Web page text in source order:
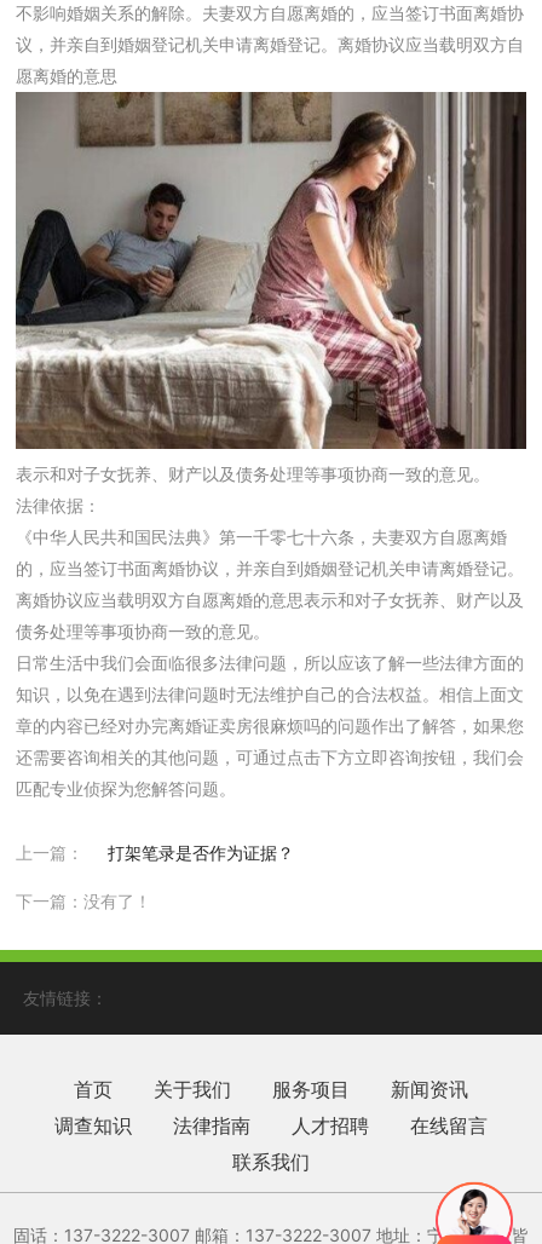
不影响婚姻关系的解除。夫妻双方自愿离婚的，应当签订书面离婚协
议，并亲自到婚姻登记机关申请离婚登记。离婚协议应当载明双方自
愿离婚的意思
表示和对子女抚养、财产以及债务处理等事项协商一致的意见。
法律依据：
《中华人民共和国民法典》第一千零七十六条，夫妻双方自愿离婚
的，应当签订书面离婚协议，并亲自到婚姻登记机关申请离婚登记。
离婚协议应当载明双方自愿离婚的意思表示和对子女抚养、财产以及
债务处理等事项协商一致的意见。
日常生活中我们会面临很多法律问题，所以应该了解一些法律方面的
知识，以免在遇到法律问题时无法维护自己的合法权益。相信上面文
章的内容已经对办完离婚证卖房很麻烦吗的问题作出了解答，如果您
还需要咨询相关的其他问题，可通过点击下方立即咨询按钮，我们会
匹配专业侦探为您解答问题。
上一篇： 打架笔录是否作为证据？
下一篇：没有了！
友情链接：
首页 关于我们 服务项目
新闻资讯
调查知识
法律指南 人才招聘
在线留言
联系我们
固话：137-3222-3007 邮箱：137-3222-3007‬ 地址：宁波市各区皆